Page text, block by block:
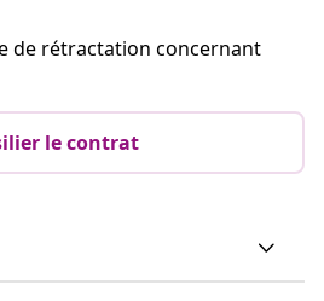
de rétractation concernant
le contrat